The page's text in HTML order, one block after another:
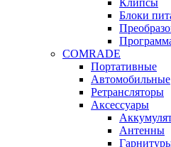
Блоки
COMRADE
Портативные
Автомобильные
Ретрансляторы
Аксессуары
Антенны